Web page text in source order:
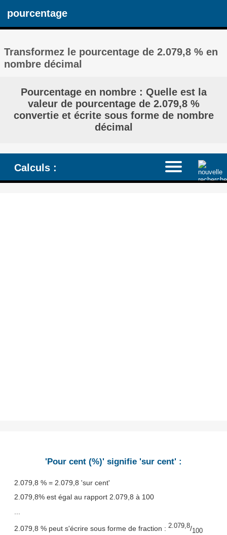
pourcentage
Transformez le pourcentage de 2.079,8 % en
nombre décimal
Pourcentage en nombre : Quelle est la
valeur de pourcentage de 2.079,8 %
convertie et écrite sous forme de nombre
décimal
Calculs :
'Pour cent (%)' signifie 'sur cent' :
2.079,8 % = 2.079,8 'sur cent'
2.079,8% est égal au rapport 2.079,8 à 100
2.079,8 % peut s'écrire sous forme de fraction : 2.079,8/100